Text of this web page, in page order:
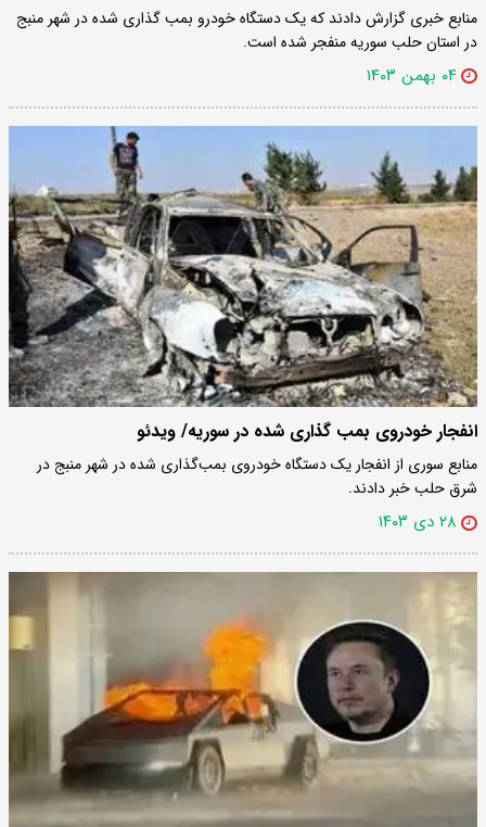
منابع خبری گزارش دادند که یک دستگاه خودرو بمب گذاری شده در شهر منبج
در استان حلب سوریه منفجر شده است.
۰۴ بهمن ۱۴۰۳
انفجار خودروی بمب گذاری شده در سوریه/ ویدئو
منابع سوری از انفجار یک دستگاه خودروی بمب‌گذاری شده در شهر منبج در
شرق حلب خبر دادند.
۲۸ دی ۱۴۰۳